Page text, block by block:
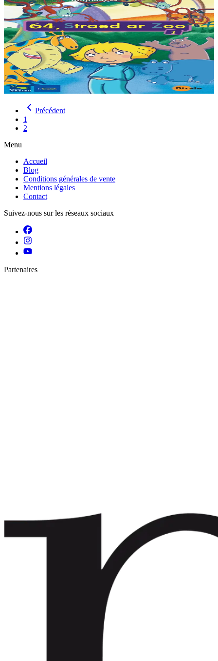
Épuisé
Dizale
64, Rue du Zoo 1
Les voisins de Lizig sont bien étranges, et pour cause ce sont les
pensionnaires d'un zoo. Chaque nuit, son amie la girafe vient la
chercher dans son lit pour...
Épuisé
Précédent
1
2
Menu
Accueil
Blog
Conditions générales de vente
Mentions légales
Contact
Suivez-nous sur les réseaux sociaux
Partenaires